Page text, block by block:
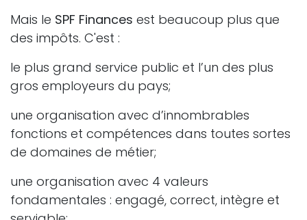
Mais le SPF Finances est beaucoup plus que
des impôts. C'est :
le plus grand service public et l’un des plus
gros employeurs du pays;
une organisation avec d’innombrables
fonctions et compétences dans toutes sortes
de domaines de métier;
une organisation avec 4 valeurs
fondamentales : engagé, correct, intègre et